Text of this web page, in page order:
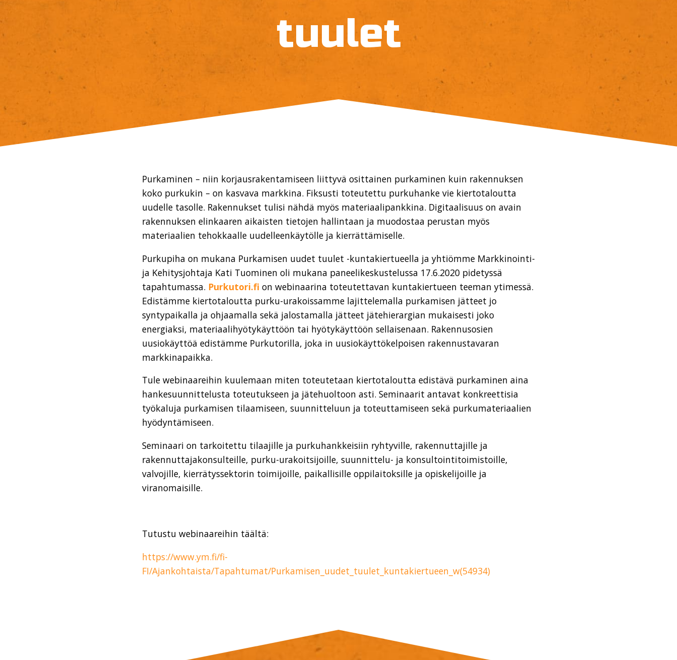
tuulet
Purkaminen – niin korjausrakentamiseen liittyvä osittainen purkaminen kuin rakennuksen
koko purkukin – on kasvava markkina. Fiksusti toteutettu purkuhanke vie kiertotaloutta
uudelle tasolle. Rakennukset tulisi nähdä myös materiaalipankkina. Digitaalisuus on avain
rakennuksen elinkaaren aikaisten tietojen hallintaan ja muodostaa perustan myös
materiaalien tehokkaalle uudelleenkäytölle ja kierrättämiselle.
Purkupiha on mukana Purkamisen uudet tuulet -kuntakiertueella ja yhtiömme Markkinointi-
ja Kehitysjohtaja Kati Tuominen oli mukana paneelikeskustelussa 17.6.2020 pidetyssä
tapahtumassa. Purkutori.fi on webinaarina toteutettavan kuntakiertueen teeman ytimessä.
Edistämme kiertotaloutta purku-urakoissamme lajittelemalla purkamisen jätteet jo
syntypaikalla ja ohjaamalla sekä jalostamalla jätteet jätehierargian mukaisesti joko
energiaksi, materiaalihyötykäyttöön tai hyötykäyttöön sellaisenaan. Rakennusosien
uusiokäyttöä edistämme Purkutorilla, joka in uusiokäyttökelpoisen rakennustavaran
markkinapaikka.
Tule webinaareihin kuulemaan miten toteutetaan kiertotaloutta edistävä purkaminen aina
hankesuunnittelusta toteutukseen ja jätehuoltoon asti. Seminaarit antavat konkreettisia
työkaluja purkamisen tilaamiseen, suunnitteluun ja toteuttamiseen sekä purkumateriaalien
hyödyntämiseen.
Seminaari on tarkoitettu tilaajille ja purkuhankkeisiin ryhtyville, rakennuttajille ja
rakennuttajakonsulteille, purku-urakoitsijoille, suunnittelu- ja konsultointitoimistoille,
valvojille, kierrätyssektorin toimijoille, paikallisille oppilaitoksille ja opiskelijoille ja
viranomaisille.
Tutustu webinaareihin täältä:
https://www.ym.fi/fi-
FI/Ajankohtaista/Tapahtumat/Purkamisen_uudet_tuulet_kuntakiertueen_w(54934)